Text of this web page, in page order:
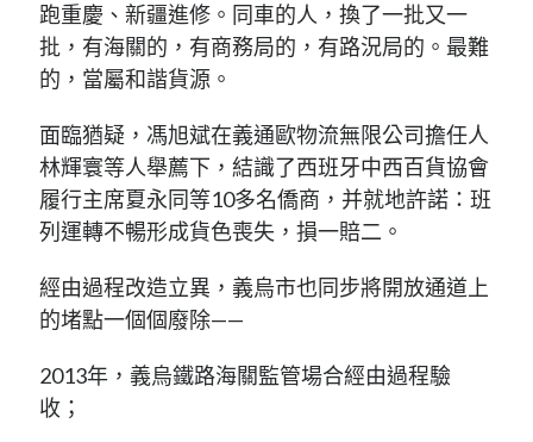
跑重慶、新疆進修。同車的人，換了一批又一
批，有海關的，有商務局的，有路況局的。最難
的，當屬和諧貨源。
面臨猶疑，馮旭斌在義通歐物流無限公司擔任人
林輝寰等人舉薦下，結識了西班牙中西百貨協會
履行主席夏永同等10多名僑商，并就地許諾：班
列運轉不暢形成貨色喪失，損一賠二。
經由過程改造立異，義烏市也同步將開放通道上
的堵點一個個廢除——
2013年，義烏鐵路海關監管場合經由過程驗
收；